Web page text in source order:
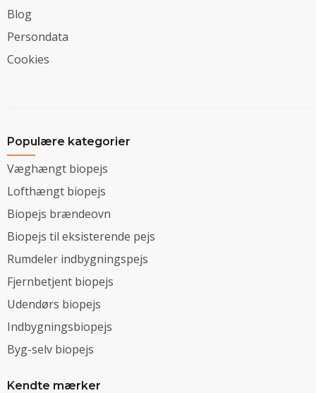
Blog
Persondata
Cookies
Populære kategorier
Væghængt biopejs
Lofthængt biopejs
Biopejs brændeovn
Biopejs til eksisterende pejs
Rumdeler indbygningspejs
Fjernbetjent biopejs
Udendørs biopejs
Indbygningsbiopejs
Byg-selv biopejs
Kendte mærker